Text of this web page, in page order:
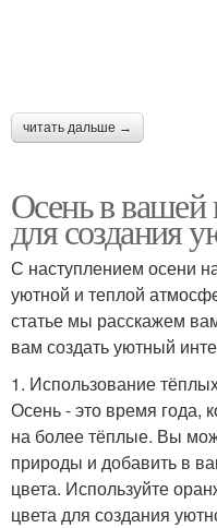
читать дальше →
Осень в вашей
для создания
С наступлением осени
уютной и теплой
статье мы расскажем
вам создать уютный
1. Использование
Осень - это время года,
на более тёплые. Вы
природы и добавить в
цвета. Используйте
цвета для создания